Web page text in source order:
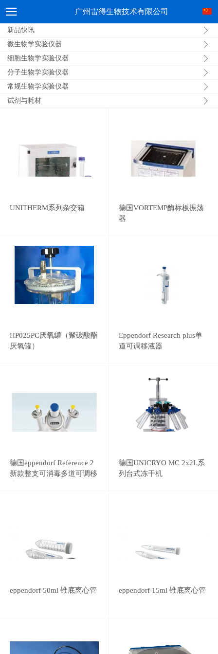
广州雷得生物技术有限公司
新品快讯
微生物学实验仪器
细胞生物学实验仪器
分子生物学实验仪器
常规生物学实验仪器
试剂与耗材
UNITHERM系列杂交箱
德国VORTEMP酶标板振荡
器
HP025PC厌氧罐（聚碳酸酯
厌氧罐）
Eppendorf Research plus单
道可调移液器
德国eppendorf Reference 2
新款整支可消毒多道可调移
德国UNICRYO MC 2x2L系
列台式冻干机
eppendorf 50ml 锥底离心管 eppendorf 15ml 锥底离心管